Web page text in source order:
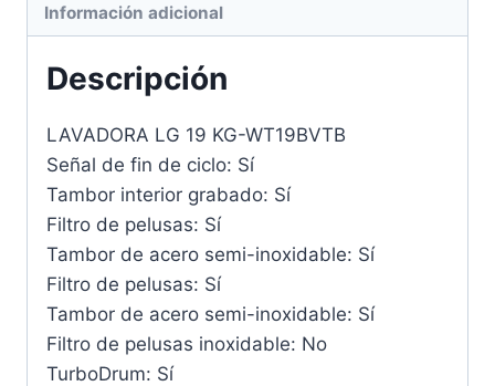
Información adicional
Descripción
LAVADORA LG 19 KG-WT19BVTB
Señal de fin de ciclo: Sí
Tambor interior grabado: Sí
Filtro de pelusas: Sí
Tambor de acero semi-inoxidable: Sí
Filtro de pelusas: Sí
Tambor de acero semi-inoxidable: Sí
Filtro de pelusas inoxidable: No
TurboDrum: Sí